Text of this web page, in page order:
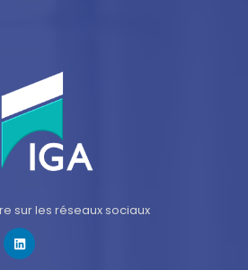
sur les réseaux sociaux